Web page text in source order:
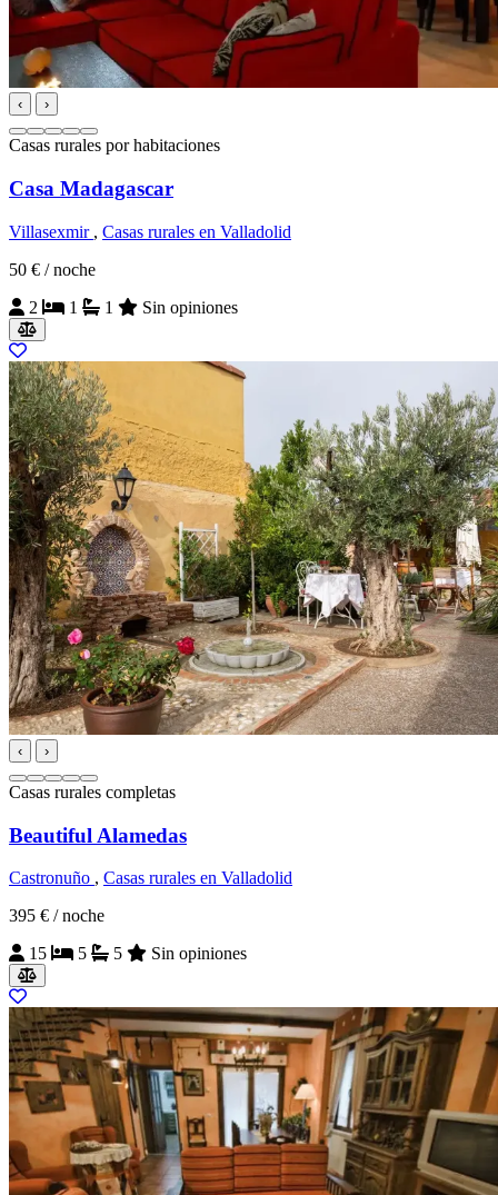
‹ ›
Casas rurales por habitaciones
Casa Madagascar
Villasexmir , Casas rurales en Valladolid
50 € / noche
2
1 1 Sin opiniones
‹ ›
Casas rurales completas
Beautiful Alamedas
Castronuño , Casas rurales en Valladolid
395 € / noche
15
5 5 Sin opiniones